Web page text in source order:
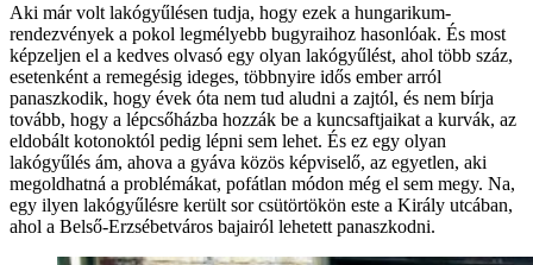
Aki már volt lakógyűlésen tudja, hogy ezek a hungarikum-
rendezvények a pokol legmélyebb bugyraihoz hasonlóak. És most
képzeljen el a kedves olvasó egy olyan lakógyűlést, ahol több száz,
esetenként a remegésig ideges, többnyire idős ember arról
panaszkodik, hogy évek óta nem tud aludni a zajtól, és nem bírja
tovább, hogy a lépcsőházba hozzák be a kuncsaftjaikat a kurvák, az
eldobált kotonoktól pedig lépni sem lehet. És ez egy olyan
lakógyűlés ám, ahova a gyáva közös képviselő, az egyetlen, aki
megoldhatná a problémákat, pofátlan módon még el sem megy. Na,
egy ilyen lakógyűlésre került sor csütörtökön este a Király utcában,
ahol a Belső-Erzsébetváros bajairól lehetett panaszkodni.